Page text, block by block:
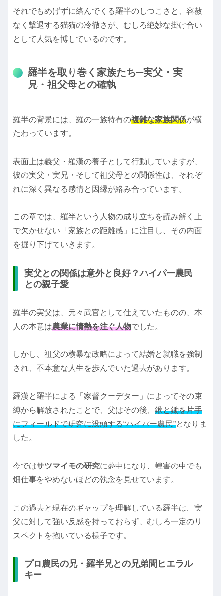
それでもめげずに絡んでくる羅半のしつこさと、容赦
なく撃退する猫猫の冷徹さが、むしろ絶妙な掛け合い
として人気を博しているのです。
羅半を取り巻く家族たち─実父・実
兄・祖父母との確執
羅半の背景には、羅の一族特有の複雑な家族関係が横
たわっています。
表面上は義父・羅漢の養子として行動していますが、
彼の実父・実兄・そして祖父母との関係性は、それぞ
れに深く異なる感情と因縁が絡み合っています。
この章では、羅半という人物の成り立ちを読み解く上
で欠かせない「家族との距離感」に注目し、その内面
を掘り下げていきます。
実父との関係は意外と良好？ハイパー農民
との親子愛
羅半の実父は、元々武官として仕えていたものの、本
人の本意は農業に情熱を注ぐ人物でした。
しかし、祖父の横暴な政略によって結婚と就職を強制
され、不本意な人生を歩んでいた過去があります。
羅漢と羅半による「家督クーデター」によってその束
縛から解放されたことで、父はその後、 鍬と鋤を片手
にフィールドで研究に没頭する“ハイパー農民”となりま
した。
今ではサツマイモの研究に夢中になり、蝗害の中でも
畑仕事をやめないほどの執念を見せています。
この過去と現在のギャップを理解している羅半は、実
父に対して強い反感を持っておらず、むしろ一定のリ
スペクトを抱いている様子です。
プロ農民の兄・羅半兄との兄弟間ヒエラル
キー